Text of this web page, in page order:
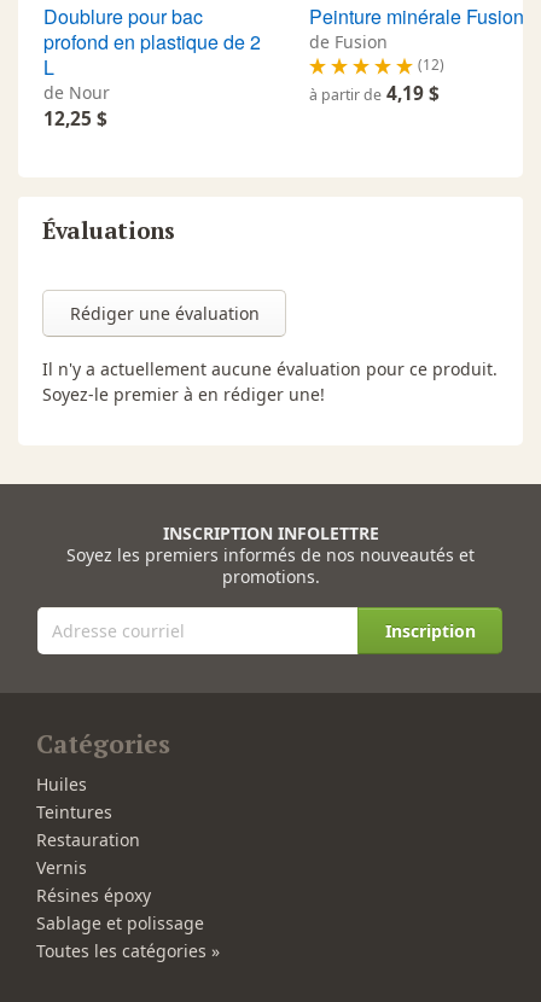
Doublure pour bac
profond en plastique de 2
L
de Nour
12,25 $
Peinture minérale Fusion
de Fusion
(12)
à partir de 4,19 $
Évaluations
Rédiger une évaluation
Il n'y a actuellement aucune évaluation pour ce produit.
Soyez-le premier à en rédiger une!
INSCRIPTION INFOLETTRE
Soyez les premiers informés de nos nouveautés et
promotions.
Inscription
Catégories
Huiles
Teintures
Restauration
Vernis
Résines époxy
Sablage et polissage
Toutes les catégories »